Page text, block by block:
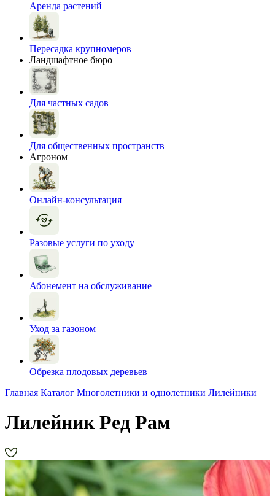
Аренда растений
Пересадка крупномеров
Ландшафтное бюро
Для частных садов
Для общественных пространств
Агроном
Онлайн-консультация
Разовые услуги по уходу
Абонемент на обслуживание
Уход за газоном
Обрезка плодовых деревьев
Главная Каталог Многолетники и однолетники Лилейники
Лилейник Ред Рам